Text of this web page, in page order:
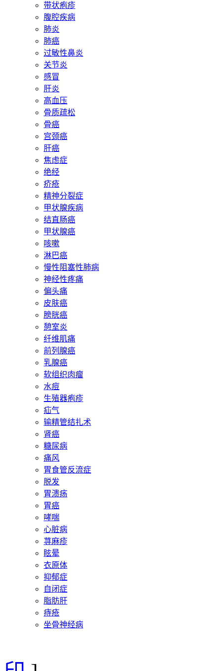
带状疱疹
腹腔疾病
肺炎
肺癌
过敏性鼻炎
关节炎
感冒
肝炎
高血压
骨质疏松
骨癌
宫颈癌
肝癌
焦虑症
绝经
疥疮
精神分裂症
甲状腺疾病
结直肠癌
甲状腺癌
咳嗽
淋巴癌
慢性阻塞性肺病
神经性疼痛
偏头痛
皮肤癌
膀胱癌
憩室炎
纤维肌痛
前列腺癌
乳腺癌
软组织肉瘤
水痘
生殖器疱疹
疝气
输精管结扎术
肾癌
糖尿病
痛风
胃食管反流症
脱发
胃溃疡
胃癌
哮喘
心脏病
荨麻疹
眩晕
衣原体
抑郁症
自闭症
脂肪肝
痔疮
坐骨神经病